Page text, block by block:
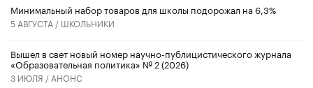
Минимальный набор товаров для школы подорожал на 6,3%
5 АВГУСТА / ШКОЛЬНИКИ
Вышел в свет новый номер научно-публицистического журнала
«Образовательная политика» № 2 (2026)
3 ИЮЛЯ / АНОНС